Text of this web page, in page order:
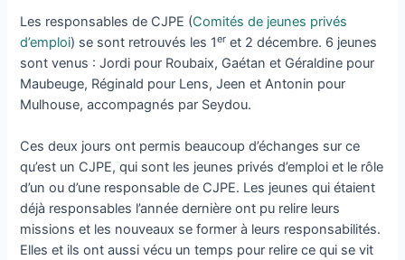
Les responsables de CJPE (Comités de jeunes privés
d’emploi) se sont retrouvés les 1er et 2 décembre. 6 jeunes
sont venus : Jordi pour Roubaix, Gaétan et Géraldine pour
Maubeuge, Réginald pour Lens, Jeen et Antonin pour
Mulhouse, accompagnés par Seydou.
Ces deux jours ont permis beaucoup d’échanges sur ce
qu’est un CJPE, qui sont les jeunes privés d’emploi et le rôle
d’un ou d’une responsable de CJPE. Les jeunes qui étaient
déjà responsables l’année dernière ont pu relire leurs
missions et les nouveaux se former à leurs responsabilités.
Elles et ils ont aussi vécu un temps pour relire ce qui se vit